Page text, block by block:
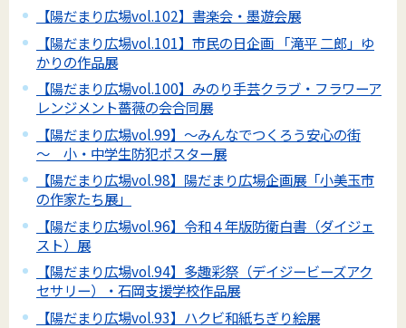
【陽だまり広場vol.102】書楽会・墨遊会展
【陽だまり広場vol.101】市民の日企画 「滝平 二郎」ゆ
かりの作品展
【陽だまり広場vol.100】みのり手芸クラブ・フラワーア
レンジメント薔薇の会合同展
【陽だまり広場vol.99】～みんなでつくろう安心の街
～ 小・中学生防犯ポスター展
【陽だまり広場vol.98】陽だまり広場企画展「小美玉市
の作家たち展」
【陽だまり広場vol.96】令和４年版防衛白書（ダイジェ
スト）展
【陽だまり広場vol.94】多趣彩祭（デイジービーズアク
セサリー）・石岡支援学校作品展
【陽だまり広場vol.93】ハクビ和紙ちぎり絵展